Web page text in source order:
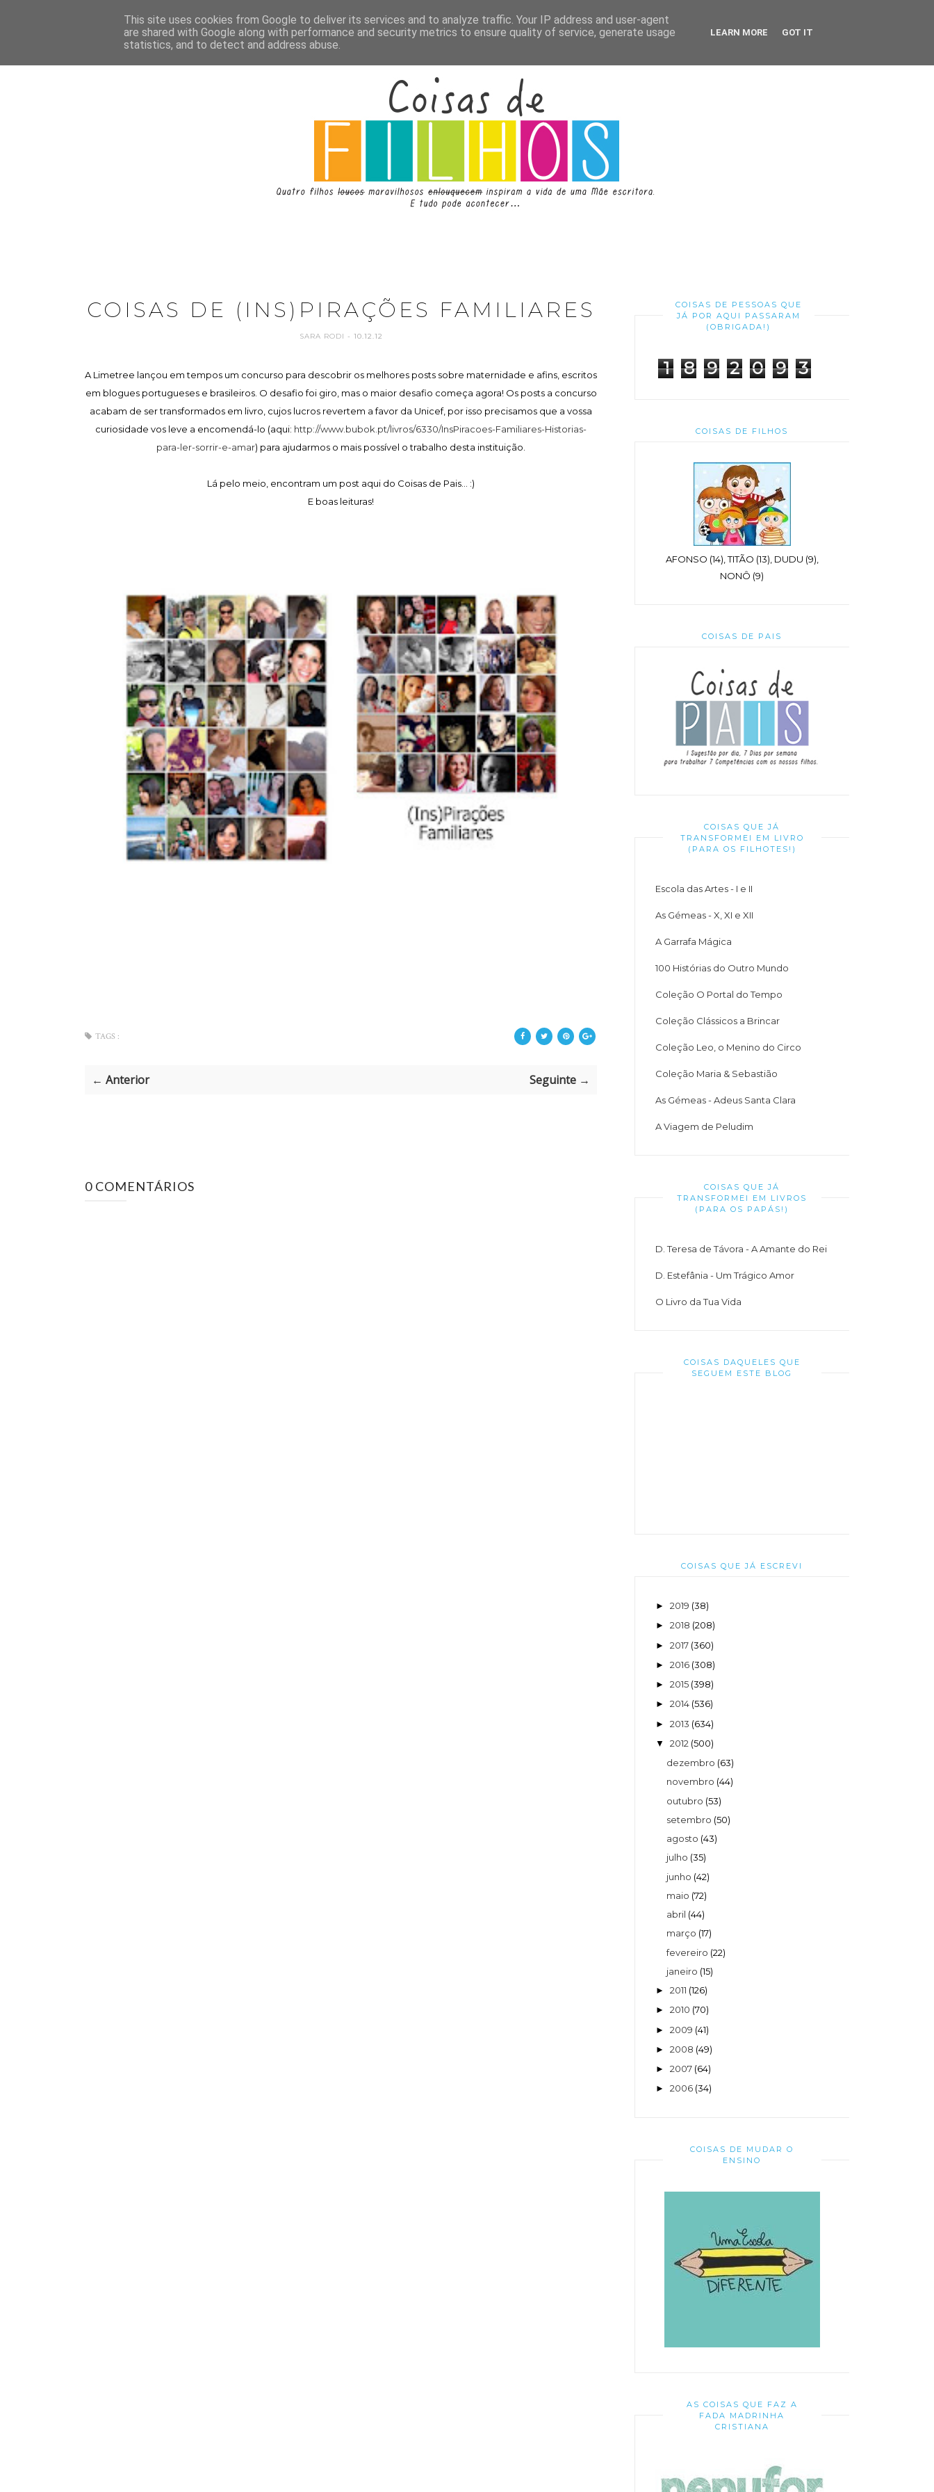
COISAS DE (INS)PIRAÇÕES FAMILIARES
SARA RODI - 10.12.12
A Limetree lançou em tempos um concurso para descobrir os melhores posts sobre maternidade e afins, escritos
em blogues portugueses e brasileiros. O desafio foi giro, mas o maior desafio começa agora! Os posts a concurso
acabam de ser transformados em livro, cujos lucros revertem a favor da Unicef, por isso precisamos que a vossa
curiosidade vos leve a encomendá-lo (aqui: http://www.bubok.pt/livros/6330/InsPiracoes-Familiares-Historias-
para-ler-sorrir-e-amar) para ajudarmos o mais possível o trabalho desta instituição.
Lá pelo meio, encontram um post aqui do Coisas de Pais... :)
E boas leituras!
TAGS :
← Anterior Seguinte →
0 COMENTÁRIOS
COISAS DE PESSOAS QUE
JÁ POR AQUI PASSARAM
(OBRIGADA!)
1 8 9 2 0 9 3
COISAS DE FILHOS
AFONSO (14), TITÃO (13), DUDU (9),
NONÔ (9)
COISAS DE PAIS
COISAS QUE JÁ
TRANSFORMEI EM LIVRO
(PARA OS FILHOTES!)
Escola das Artes - I e II
As Gémeas - X, XI e XII
A Garrafa Mágica
100 Histórias do Outro Mundo
Coleção O Portal do Tempo
Coleção Clássicos a Brincar
Coleção Leo, o Menino do Circo
Coleção Maria & Sebastião
As Gémeas - Adeus Santa Clara
A Viagem de Peludim
COISAS QUE JÁ
TRANSFORMEI EM LIVROS
(PARA OS PAPÁS!)
D. Teresa de Távora - A Amante do Rei
D. Estefânia - Um Trágico Amor
O Livro da Tua Vida
COISAS DAQUELES QUE
SEGUEM ESTE BLOG
COISAS QUE JÁ ESCREVI
► 2019 (38)
► 2018 (208)
► 2017 (360)
► 2016 (308)
► 2015 (398)
► 2014 (536)
► 2013 (634)
▼ 2012 (500)
dezembro (63)
novembro (44)
outubro (53)
setembro (50)
agosto (43)
julho (35)
junho (42)
maio (72)
abril (44)
março (17)
fevereiro (22)
janeiro (15)
► 2011 (126)
► 2010 (70)
► 2009 (41)
► 2008 (49)
► 2007 (64)
► 2006 (34)
COISAS DE MUDAR O
ENSINO
AS COISAS QUE FAZ A
FADA MADRINHA
CRISTIANA
This site uses cookies from Google to deliver its services and to analyze traffic. Your IP address and user-agent
are shared with Google along with performance and security metrics to ensure quality of service, generate usage
statistics, and to detect and address abuse.
LEARN MORE GOT IT